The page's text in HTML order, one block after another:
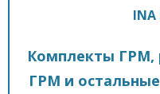
INA
Комплекты ГРМ,
ГРМ и